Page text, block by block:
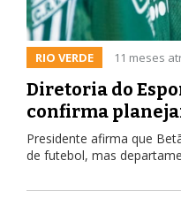
RIO VERDE 11 meses
Diretoria do
confirma
Presidente afirma que
de futebol, mas